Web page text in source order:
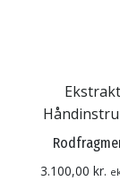
3.100,00kr.